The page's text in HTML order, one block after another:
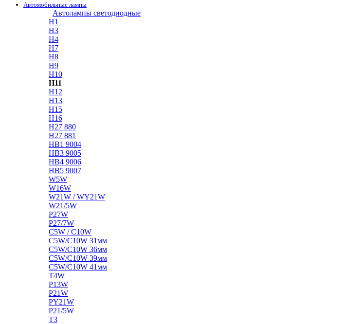
Автомобильные лампы
Автолампы светодиодные
H1
H3
H4
H7
H8
H9
H10
H11
H12
H13
H15
H16
H27 880
H27 881
HB1 9004
HB3 9005
HB4 9006
HB5 9007
W5W
W16W
W21W / WY21W
W21/5W
P27W
P27/7W
C5W / C10W
C5W/C10W 31мм
C5W/C10W 36мм
C5W/C10W 39мм
C5W/C10W 41мм
T4W
P13W
P21W
PY21W
P21/5W
T3